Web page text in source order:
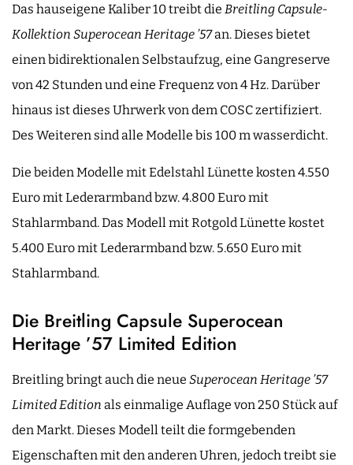
Das hauseigene Kaliber 10 treibt die Breitling Capsule-
Kollektion Superocean Heritage ’57an. Dieses bietet
einen bidirektionalen Selbstaufzug, eine Gangreserve
von 42 Stunden und eine Frequenz von 4 Hz. Darüber
hinaus ist dieses Uhrwerk von dem COSC zertifiziert.
Des Weiteren sind alle Modelle bis 100 m wasserdicht.
Die beiden Modelle mit Edelstahl Lünette kosten 4.550
Euro mit Lederarmband bzw. 4.800 Euro mit
Stahlarmband. Das Modell mit Rotgold Lünette kostet
5.400 Euro mit Lederarmband bzw. 5.650 Euro mit
Stahlarmband.
Die Breitling Capsule Superocean
Heritage ’57 Limited Edition
Breitling bringt auch die neue Superocean Heritage ’57
Limited Edition als einmalige Auflage von 250 Stück auf
den Markt. Dieses Modell teilt die formgebenden
Eigenschaften mit den anderen Uhren, jedoch treibt sie